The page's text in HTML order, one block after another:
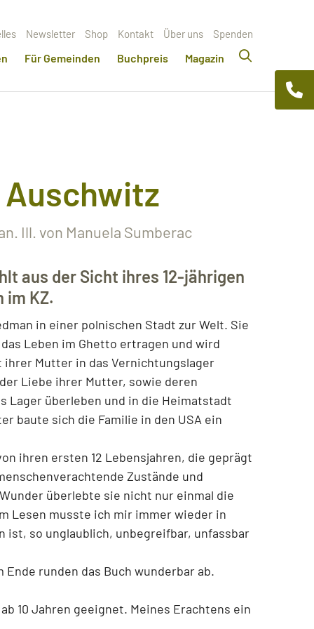
Newsletter Shop Kontakt Über uns Spenden
Für Gemeinden Buchpreis Magazin
Ill. von Manuela Sumberac
aus der Sicht ihres 12-jährigen
im KZ.
in einer polnischen Stadt zur Welt. Sie
Leben im Ghetto ertragen und wird
Mutter in das Vernichtungslager
Liebe ihrer Mutter, sowie deren
Lager überleben und in die Heimatstadt
baute sich die Familie in den USA ein
ihren ersten 12 Lebensjahren, die geprägt
Zustände und
überlebte sie nicht nur einmal die
Lesen musste ich mir immer wieder in
ist, so unglaublich, unbegreifbar, unfassbar
runden das Buch wunderbar ab.
10 Jahren geeignet. Meines Erachtens ein